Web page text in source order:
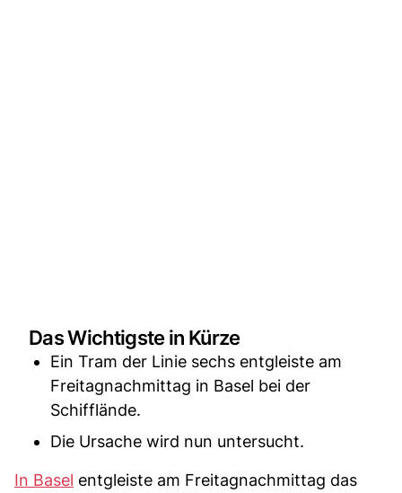
Das Wichtigste in Kürze
Ein Tram der Linie sechs entgleiste am
Freitagnachmittag in Basel bei der
Schifflände.
Die Ursache wird nun untersucht.
In Basel entgleiste am Freitagnachmittag das